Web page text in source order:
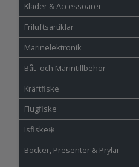
Kläder & Accessoarer
Friluftsartiklar
Marinelektronik
Båt- och Marintillbehör
Kräftfiske
Flugfiske
Isfiske❄️
Böcker, Presenter & Prylar